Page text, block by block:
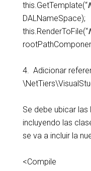
this.GetTemplate(“
DALNameSpace);
this.RenderToFile(“
4. Adicionar
Se debe ubicar
incluyendo las
se va a incluir la
<Compile